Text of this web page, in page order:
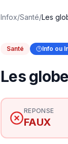
Infox/Santé/Les
Santé Info ou
Les
REPONSE
FAUX